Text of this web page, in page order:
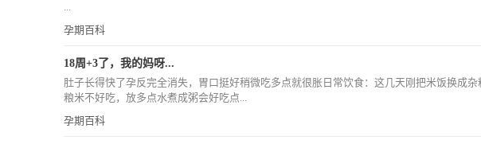
...
孕期百科
18周+3了，我的妈呀...
肚子长得快了孕反完全消失，胃口挺好稍微吃多点就很胀日常饮食：这几天刚把米饭换成杂
粮米不好吃，放多点水煮成粥会好吃点...
孕期百科